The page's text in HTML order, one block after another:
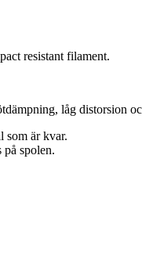
resistant filament.
låg distorsion
som är kvar.
spolen.